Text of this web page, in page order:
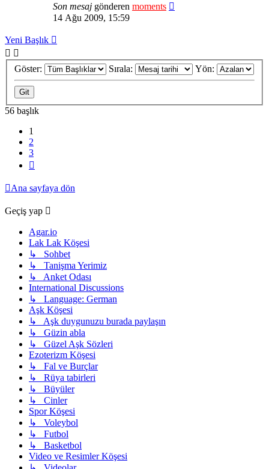
Son mesaj gönderen moments
14 Ağu 2009, 15:59
Yeni Başlık
Göster: Sırala: Yön:
56 başlık
1
2
3
Ana sayfaya dön
Geçiş yap
Agar.io
Lak Lak Köşesi
↳ Sohbet
↳ Tanişma Yerimiz
↳ Anket Odası
International Discussions
↳ Language: German
Aşk Köşesi
↳ Aşk duygunuzu burada paylaşın
↳ Güzin abla
↳ Güzel Aşk Sözleri
Ezoterizm Köşesi
↳ Fal ve Burçlar
↳ Rüya tabirleri
↳ Büyüler
↳ Cinler
Spor Köşesi
↳ Voleybol
↳ Futbol
↳ Basketbol
Video ve Resimler Köşesi